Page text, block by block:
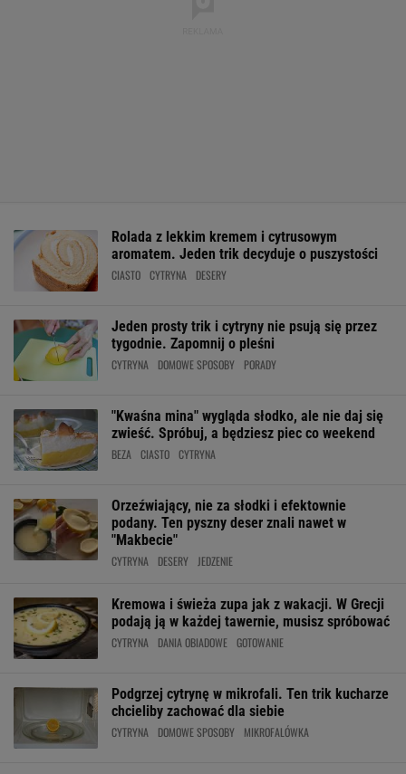
Rolada z lekkim kremem i cytrusowym
aromatem. Jeden trik decyduje o puszystości
CIASTO CYTRYNA DESERY
Jeden prosty trik i cytryny nie psują się przez
tygodnie. Zapomnij o pleśni
CYTRYNA DOMOWE SPOSOBY PORADY
"Kwaśna mina" wygląda słodko, ale nie daj się
zwieść. Spróbuj, a będziesz piec co weekend
BEZA CIASTO CYTRYNA
Orzeźwiający, nie za słodki i efektownie
podany. Ten pyszny deser znali nawet w
"Makbecie"
CYTRYNA DESERY JEDZENIE
Kremowa i świeża zupa jak z wakacji. W Grecji
podają ją w każdej tawernie, musisz spróbować
CYTRYNA DANIA OBIADOWE GOTOWANIE
Podgrzej cytrynę w mikrofali. Ten trik kucharze
chcieliby zachować dla siebie
CYTRYNA DOMOWE SPOSOBY MIKROFALÓWKA